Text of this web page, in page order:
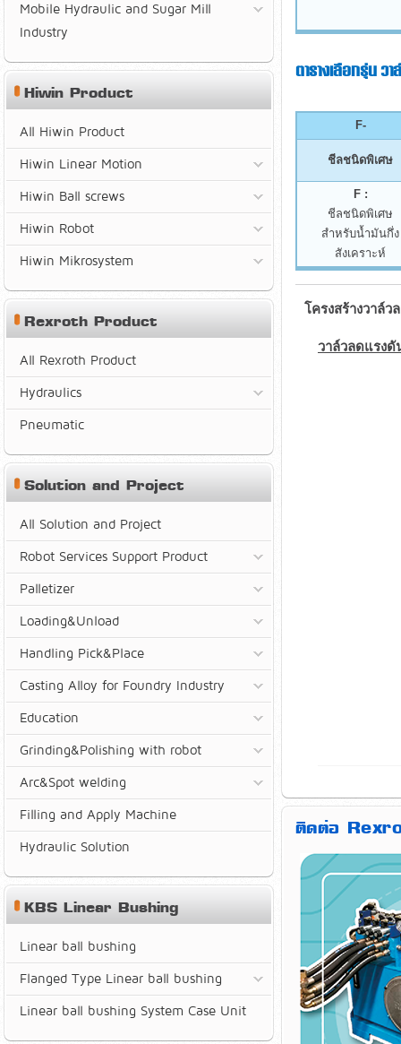
ตารางเลือกรุ่น
F-
ชีลชนิดพิเศษ
F :
ชีลชนิดพิเศษ
สำหรับน้ำมันกึ่ง
สังเคราะห์
โครงสร้างวาล์ว
วาล์วลดแรง
ติดต่อ
Mobile Hydraulic and Sugar Mill
Industry
Hiwin Product
All Hiwin Product
Hiwin Linear Motion
Hiwin Ball screws
Hiwin Robot
Hiwin Mikrosystem
Rexroth Product
All Rexroth Product
Hydraulics
Pneumatic
Solution and Project
All Solution and Project
Robot Services Support Product
Palletizer
Loading&Unload
Handling Pick&Place
Casting Alloy for Foundry Industry
Education
Grinding&Polishing with robot
Arc&Spot welding
Filling and Apply Machine
Hydraulic Solution
KBS Linear Bushing
Linear ball bushing
Flanged Type Linear ball bushing
Linear ball bushing System Case Unit